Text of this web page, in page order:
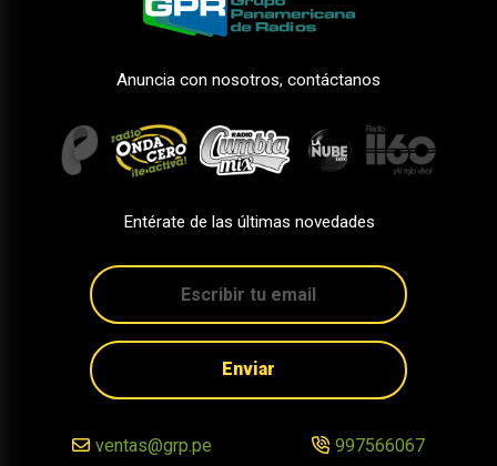
Anuncia con nosotros, contáctanos
Entérate de las últimas novedades
Enviar
ventas@grp.pe 997566067